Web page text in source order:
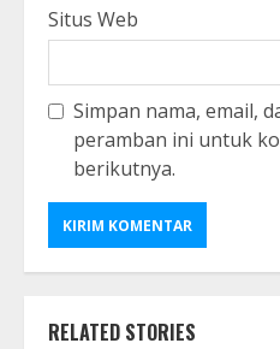
Situs Web
Simpan nama, email,
peramban ini untuk
berikutnya.
RELATED STORIES